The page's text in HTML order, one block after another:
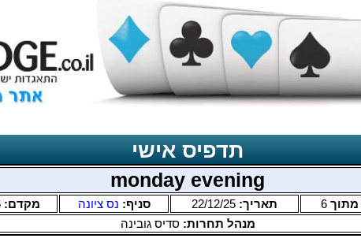
תדפיס אישי
monday evening
מתוך6 תאריך: 22/12/25 סניף: נס ציונה מקדם:
מנהל תחרות: סדיס גובינה